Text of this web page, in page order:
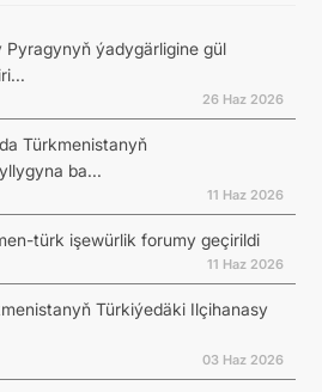
ýadygärligine gül
26 Haz 2026
Türkmenistanyň
ba...
11 Haz 2026
türk işewürlik forumy geçirildi
11 Haz 2026
Türkiýedäki Ilçihanasy
03 Haz 2026